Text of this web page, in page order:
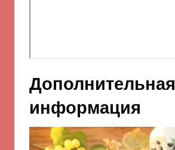
Дополнительная
информация